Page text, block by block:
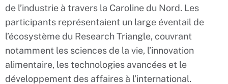
de l’industrie à travers la Caroline du Nord. Les
participants représentaient un large éventail de
l’écosystème du Research Triangle, couvrant
notamment les sciences de la vie, l’innovation
alimentaire, les technologies avancées et le
développement des affaires à l’international.